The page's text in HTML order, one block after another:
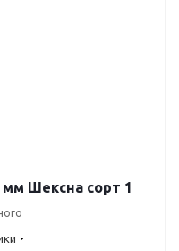
Шексна сорт 1